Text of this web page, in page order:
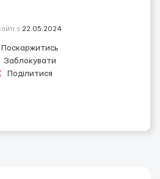
з 22.05.2024
Поскаржитись
Заблокувати
Поділитися